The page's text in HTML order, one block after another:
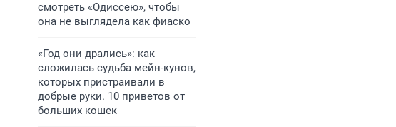
смотреть «Одиссею», чтобы
она не выглядела как фиаско
«Год они дрались»: как
сложилась судьба мейн-кунов,
которых пристраивали в
добрые руки. 10 приветов от
больших кошек